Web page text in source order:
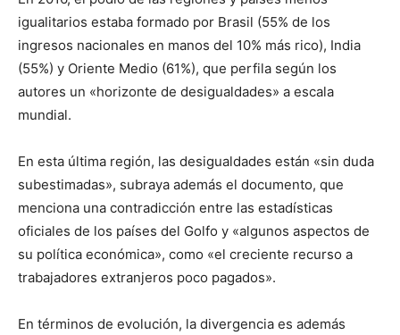
igualitarios estaba formado por Brasil (55% de los
ingresos nacionales en manos del 10% más rico), India
(55%) y Oriente Medio (61%), que perfila según los
autores un «horizonte de desigualdades» a escala
mundial.
En esta última región, las desigualdades están «sin duda
subestimadas», subraya además el documento, que
menciona una contradicción entre las estadísticas
oficiales de los países del Golfo y «algunos aspectos de
su política económica», como «el creciente recurso a
trabajadores extranjeros poco pagados».
En términos de evolución, la divergencia es además